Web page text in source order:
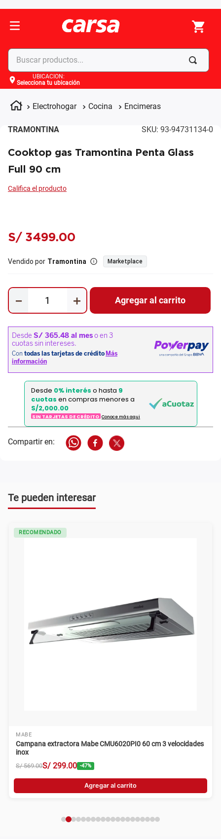
Buscar productos...
UBICACIÓN:
Selecciona tu ubicación
Electrohogar Cocina Encimeras
TRAMONTINA SKU: 93-94731134-0
Cooktop gas Tramontina Penta Glass
Full 90 cm
S/ 3499.00
Vendido por Tramontina Marketplace
＋
－ Agregar al carrito
Desde 0% interés o hasta 9
cuotas en compras menores a
S/2,000.00
SIN TARJETAS DE CRÉDITO Conoce más aqui
Te pueden interesar
RECOMENDADO
MABE
Campana extractora Mabe CMU6020PI0 60 cm 3 velocidades
inox
S/ 569.00S/ 299.00 -47%
Agregar al carrito
Términos más buscados
celulares
4. apple